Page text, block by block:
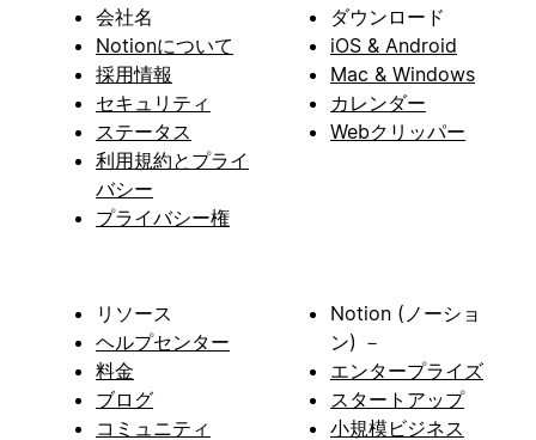
会社名
Notionについて
採用情報
セキュリティ
ステータス
利用規約とプライ
バシー
プライバシー権
ダウンロード
iOS & Android
Mac & Windows
カレンダー
Webクリッパー
リソース
ヘルプセンター
料金
ブログ
コミュニティ
Notion (ノーショ
ン) －
エンタープライズ
スタートアップ
小規模ビジネス